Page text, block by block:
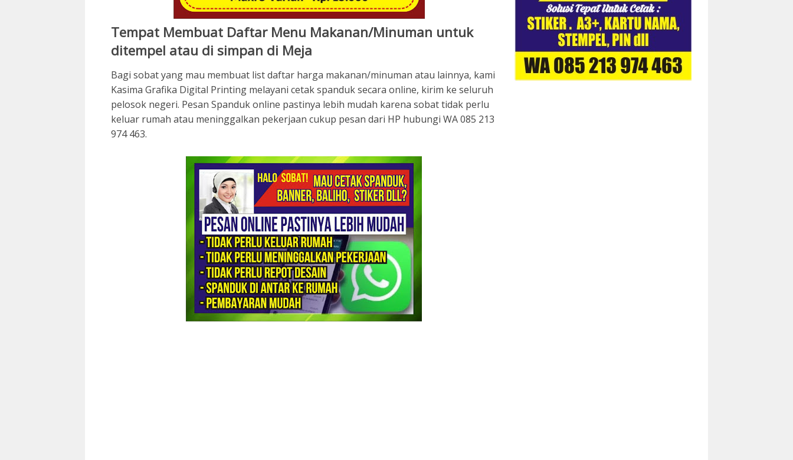
Tempat Membuat Daftar Menu Makanan/Minuman untuk
ditempel atau di simpan di Meja
Bagi sobat yang mau membuat list daftar harga makanan/minuman atau lainnya, kami
Kasima Grafika Digital Printing melayani cetak spanduk secara online, kirim ke seluruh
pelosok negeri. Pesan Spanduk online pastinya lebih mudah karena sobat tidak perlu
keluar rumah atau meninggalkan pekerjaan cukup pesan dari HP hubungi WA 085 213
974 463.